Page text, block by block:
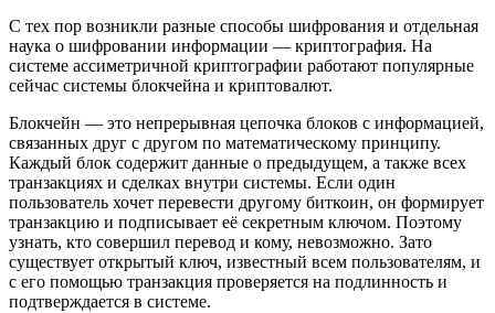
С тех пор возникли разные способы шифрования и отдельная
наука о шифровании информации — криптография. На
системе ассиметричной криптографии работают популярные
сейчас системы блокчейна и криптовалют.
Блокчейн — это непрерывная цепочка блоков с информацией,
связанных друг с другом по математическому принципу.
Каждый блок содержит данные о предыдущем, а также всех
транзакциях и сделках внутри системы. Если один
пользователь хочет перевести другому биткоин, он формирует
транзакцию и подписывает её секретным ключом. Поэтому
узнать, кто совершил перевод и кому, невозможно. Зато
существует открытый ключ, известный всем пользователям, и
с его помощью транзакция проверяется на подлинность и
подтверждается в системе.